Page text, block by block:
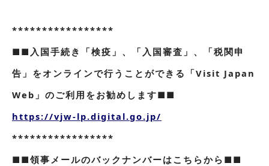
*****************
■■入国手続き「検疫」、「入国審査」、「税関申
告」をオンラインで行うことができる「Visit Japan
Web」のご利用をお勧めします■■
https://vjw-lp.digital.go.jp/
*****************
■■領事メールのバックナンバーはこちらから■■